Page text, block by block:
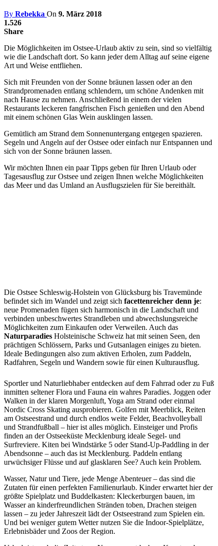
By Rebekka On 9. März 2018
1.526
Share
Die Möglichkeiten im Ostsee-Urlaub aktiv zu sein, sind so vielfältig
wie die Landschaft dort. So kann jeder dem Alltag auf seine eigene
Art und Weise entfliehen.
Sich mit Freunden von der Sonne bräunen lassen oder an den
Strandpromenaden entlang schlendern, um schöne Andenken mit
nach Hause zu nehmen. Anschließend in einem der vielen
Restaurants leckeren fangfrischen Fisch genießen und den Abend
mit einem schönen Glas Wein ausklingen lassen.
Gemütlich am Strand dem Sonnenuntergang entgegen spazieren.
Segeln und Angeln auf der Ostsee oder einfach nur Entspannen und
sich von der Sonne bräunen lassen.
Wir möchten Ihnen ein paar Tipps geben für Ihren Urlaub oder
Tagesausflug zur Ostsee und zeigen Ihnen welche Möglichkeiten
das Meer und das Umland an Ausflugszielen für Sie bereithält.
Die Ostsee Schleswig-Holstein von Glücksburg bis Travemünde
befindet sich im Wandel und zeigt sich facettenreicher denn je:
neue Promenaden fügen sich harmonisch in die Landschaft und
verbinden unbeschwertes Strandleben und abwechslungsreiche
Möglichkeiten zum Einkaufen oder Verweilen. Auch das
Naturparadies Holsteinische Schweiz hat mit seinen Seen, den
prächtigen Schlössern, Parks und Gutsanlagen einiges zu bieten.
Ideale Bedingungen also zum aktiven Erholen, zum Paddeln,
Radfahren, Segeln und Wandern sowie für einen Kulturausflug.
Sportler und Naturliebhaber entdecken auf dem Fahrrad oder zu Fuß
inmitten seltener Flora und Fauna ein wahres Paradies. Joggen oder
Walken in der klaren Morgenluft, Yoga am Strand oder einmal
Nordic Cross Skating ausprobieren. Golfen mit Meerblick, Reiten
am Ostseestrand und durch endlos weite Felder, Beachvolleyball
und Strandfußball – hier ist alles möglich. Einsteiger und Profis
finden an der Ostseeküste Mecklenburg ideale Segel- und
Surfreviere. Kiten bei Windstärke 5 oder Stand-Up-Paddling in der
Abendsonne – auch das ist Mecklenburg. Paddeln entlang
urwüchsiger Flüsse und auf glasklaren See? Auch kein Problem.
Wasser, Natur und Tiere, jede Menge Abenteuer – das sind die
Zutaten für einen perfekten Familienurlaub. Kinder erwartet hier der
größte Spielplatz und Buddelkasten: Kleckerburgen bauen, im
Wasser an kinderfreundlichen Stränden toben, Drachen steigen
lassen – zu jeder Jahreszeit lädt der Ostseestrand zum Spielen ein.
Und bei weniger gutem Wetter nutzen Sie die Indoor-Spielplätze,
Erlebnisbäder und Zoos der Region.